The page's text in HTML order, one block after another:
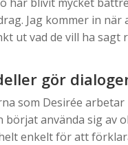
Jag kommer in
ut vad de vill ha sagt
gör
som Desirée
börjat använda sig av
enkelt för att